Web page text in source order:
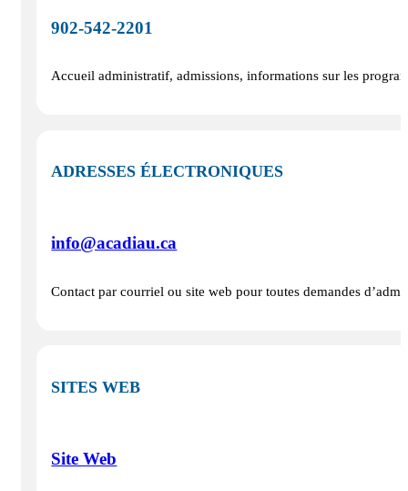
902-542-2201
Accueil administratif, admissions, informations sur les
ADRESSES ÉLECTRONIQUES
info@acadiau.ca
Contact par courriel ou site web pour toutes demandes
SITES WEB
Site Web